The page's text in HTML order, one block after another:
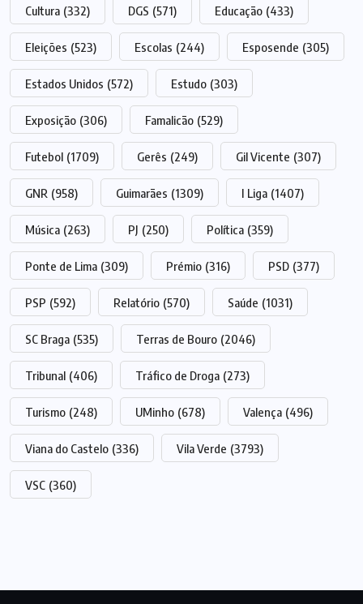
Cultura (332) DGS (571) Educação (433)
Eleições (523) Escolas (244) Esposende (305)
Estados Unidos (572) Estudo (303)
Exposição (306) Famalicão (529)
Futebol (1709) Gerês (249) Gil Vicente (307)
GNR (958) Guimarães (1309) I Liga (1407)
Música (263) PJ (250) Política (359)
Ponte de Lima (309) Prémio (316) PSD (377)
PSP (592) Relatório (570) Saúde (1031)
SC Braga (535) Terras de Bouro (2046)
Tribunal (406) Tráfico de Droga (273)
Turismo (248) UMinho (678) Valença (496)
Viana do Castelo (336) Vila Verde (3793)
VSC (360)